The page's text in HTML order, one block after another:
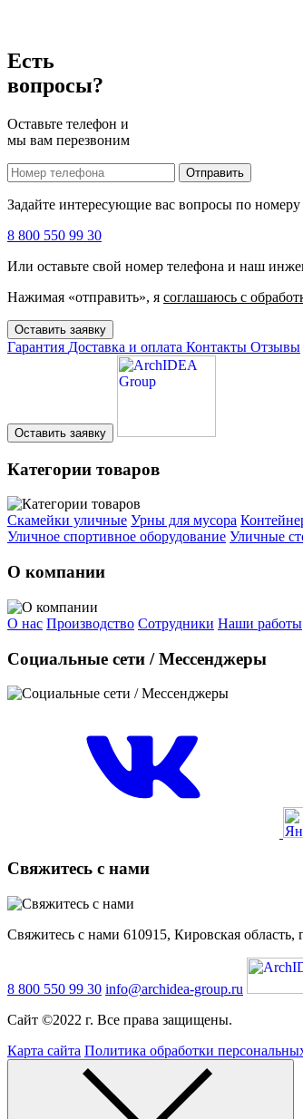
Есть
вопросы?
Оставьте телефон и
мы вам перезвоним
Отправить
Задайте интересующие вас вопросы по номеру
8 800 550 99 30
Или оставьте свой номер телефона и наш
Нажимая «отправить», я соглашаюсь c
Оставить заявку
Гарантия Доставка и оплата Контакты Отзывы
Оставить заявку
Категории товаров
Скамейки уличные Урны для мусора
Уличное спортивное оборудование Уличные
О компании
О нас Производство Сотрудники Наши работы
Социальные сети / Мессенджеры
Свяжитесь с нами
Свяжитесь с нами 610915, Кировская область,
8 800 550 99 30 info@archidea-group.ru
Сайт ©2022 г. Все права защищены.
Карта сайта Политика обработки